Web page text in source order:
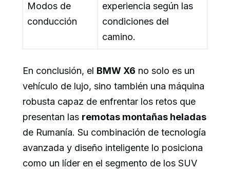
Modos de
conducción
experiencia según las
condiciones del
camino.
En conclusión, el BMW X6 no solo es un
vehículo de lujo, sino también una máquina
robusta capaz de enfrentar los retos que
presentan las remotas montañas heladas
de Rumanía. Su combinación de tecnología
avanzada y diseño inteligente lo posiciona
como un líder en el segmento de los SUV